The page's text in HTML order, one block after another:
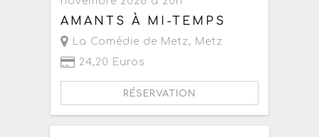
AMANTS À MI-TEMPS
La Comédie de Metz, Metz
24,20 Euros
RÉSERVATION